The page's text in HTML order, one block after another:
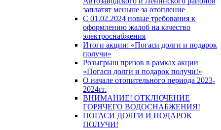
заплатят меньше за отопление
С 01.02.2024 новые требования к
оформлению жалоб на качество
электроснабжения
Итоги акции: «Погаси долги и подарок
получи»
Розыгрыш призов в рамках акции
«Погаси долги и подарок получи!»
О начале отопительного периода 2023-
2024гг.
ВНИМАНИЕ! ОТКЛЮЧЕНИЕ
ГОРЯЧЕГО ВОДОСНАБЖЕНИЯ!
ПОГАСИ ДОЛГИ И ПОДАРОК
ПОЛУЧИ!